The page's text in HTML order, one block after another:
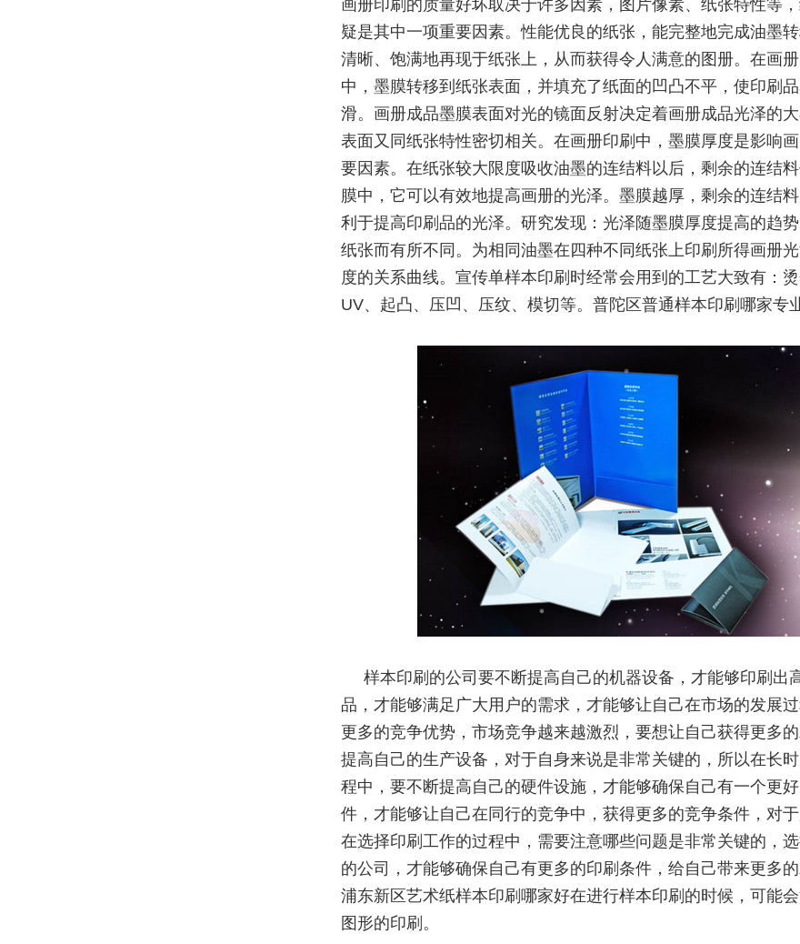
画册印刷的质量好坏取决于许多因素，图片像素、纸张特性等
疑是其中一项重要因素。性能优良的纸张，能完整地完成油墨
清晰、饱满地再现于纸张上，从而获得令人满意的图册。在画
中，墨膜转移到纸张表面，并填充了纸面的凹凸不平，使印刷
滑。画册成品墨膜表面对光的镜面反射决定着画册成品光泽的
表面又同纸张特性密切相关。在画册印刷中，墨膜厚度是影响
要因素。在纸张较大限度吸收油墨的连结料以后，剩余的连结
膜中，它可以有效地提高画册的光泽。墨膜越厚，剩余的连结
利于提高印刷品的光泽。研究发现：光泽随墨膜厚度提高的趋
纸张而有所不同。为相同油墨在四种不同纸张上印刷所得画册
度的关系曲线。宣传单样本印刷时经常会用到的工艺大致有：烫
UV、起凸、压凹、压纹、模切等。普陀区普通样本印刷哪家专
样本印刷的公司要不断提高自己的机器设备，才能够印刷出
品，才能够满足广大用户的需求，才能够让自己在市场的发展
更多的竞争优势，市场竞争越来越激烈，要想让自己获得更多的
提高自己的生产设备，对于自身来说是非常关键的，所以在长
程中，要不断提高自己的硬件设施，才能够确保自己有一个更
件，才能够让自己在同行的竞争中，获得更多的竞争条件，对于
在选择印刷工作的过程中，需要注意哪些问题是非常关键的，
的公司，才能够确保自己有更多的印刷条件，给自己带来更多的
浦东新区艺术纸样本印刷哪家好在进行样本印刷的时候，可能
图形的印刷。